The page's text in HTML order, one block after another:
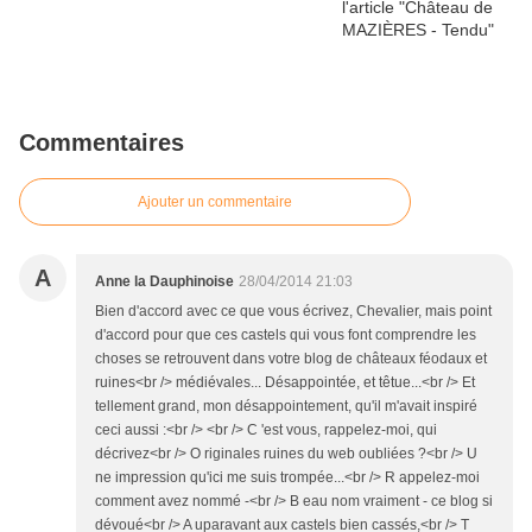
Commentaires
Ajouter un commentaire
A Anne la Dauphinoise 28/04/2014 21:03
Bien d'accord avec ce que vous écrivez, Chevalier, mais point
d'accord pour que ces castels qui vous font comprendre les
choses se retrouvent dans votre blog de châteaux féodaux et
ruines<br /> médiévales... Désappointée, et têtue...<br /> Et
tellement grand, mon désappointement, qu'il m'avait inspiré
ceci aussi :<br /> <br /> C 'est vous, rappelez-moi, qui
décrivez<br /> O riginales ruines du web oubliées ?<br /> U
ne impression qu'ici me suis trompée...<br /> R appelez-moi
comment avez nommé -<br /> B eau nom vraiment - ce blog si
dévoué<br /> A uparavant aux castels bien cassés,<br /> T